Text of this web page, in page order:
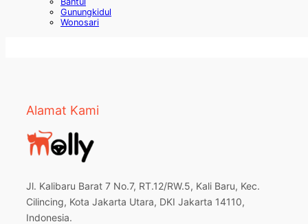
Gunungkidul
Wonosari
Alamat Kami
Jl. Kalibaru Barat 7 No.7, RT.12/RW.5, Kali Baru, Kec.
Cilincing, Kota Jakarta Utara, DKI Jakarta 14110,
Indonesia.